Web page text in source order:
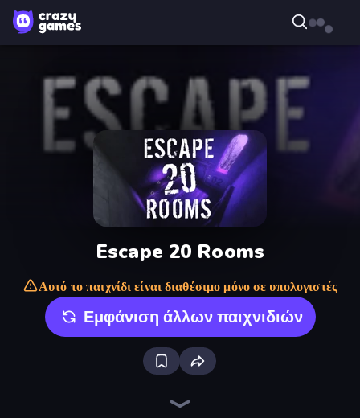
Escape 20 Rooms
Αυτό το παιχνίδι είναι διαθέσιμο μόνο σε υπολογιστές
Εμφάνιση άλλων παιχνιδιών